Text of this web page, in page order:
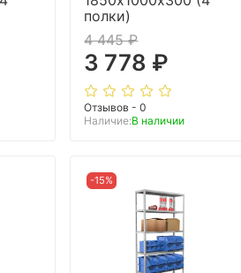
полки)
4 445 ₽
3 778 ₽
Отзывов - 0
Наличие:В наличии
-15%